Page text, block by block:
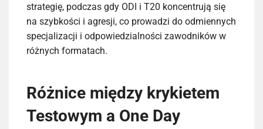
strategię, podczas gdy ODI i T20 koncentrują się
na szybkości i agresji, co prowadzi do odmiennych
specjalizacji i odpowiedzialności zawodników w
różnych formatach.
Różnice między krykietem
Testowym a One Day